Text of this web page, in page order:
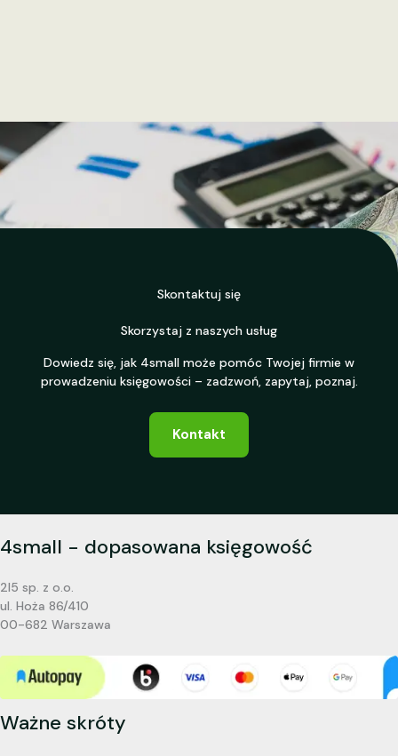
Skontaktuj się
Skorzystaj z naszych usług
Dowiedz się, jak 4small może pomóc Twojej firmie w
prowadzeniu księgowości – zadzwoń, zapytaj, poznaj.
Kontakt
4small - dopasowana księgowość
2I5 sp. z o.o.
ul. Hoża 86/410
00-682 Warszawa
Ważne skróty